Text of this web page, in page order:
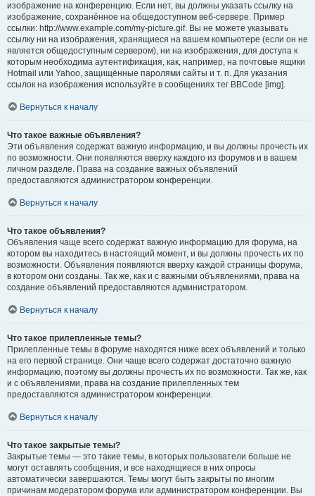
изображение на конференцию. Если нет, вы должны указать ссылку на
изображение, сохранённое на общедоступном веб-сервере. Пример
ссылки: http://www.example.com/my-picture.gif. Вы не можете указывать
ссылку ни на изображения, хранящиеся на вашем компьютере (если он не
является общедоступным сервером), ни на изображения, для доступа к
которым необходима аутентификация, как, например, на почтовые ящики
Hotmail или Yahoo, защищённые паролями сайты и т. п. Для указания
ссылок на изображения используйте в сообщениях тег BBCode [img].
Вернуться к началу
Что такое важные объявления?
Эти объявления содержат важную информацию, и вы должны прочесть их
по возможности. Они появляются вверху каждого из форумов и в вашем
личном разделе. Права на создание важных объявлений
предоставляются администратором конференции.
Вернуться к началу
Что такое объявления?
Объявления чаще всего содержат важную информацию для форума, на
котором вы находитесь в настоящий момент, и вы должны прочесть их по
возможности. Объявления появляются вверху каждой страницы форума,
в котором они созданы. Так же, как и с важными объявлениями, права на
создание объявлений предоставляются администратором.
Вернуться к началу
Что такое прилепленные темы?
Прилепленные темы в форуме находятся ниже всех объявлений и только
на его первой странице. Они чаще всего содержат достаточно важную
информацию, поэтому вы должны прочесть их по возможности. Так же, как
и с объявлениями, права на создание прилепленных тем
предоставляются администратором конференции.
Вернуться к началу
Что такое закрытые темы?
Закрытые темы — это такие темы, в которых пользователи больше не
могут оставлять сообщения, и все находящиеся в них опросы
автоматически завершаются. Темы могут быть закрыты по многим
причинам модератором форума или администратором конференции. Вы